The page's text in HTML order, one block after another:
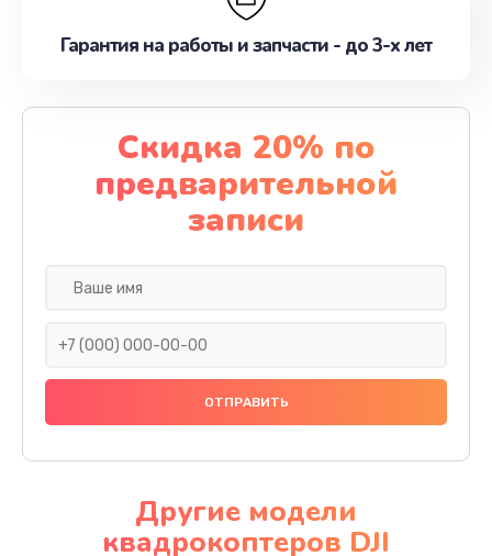
Гарантия на работы и запчасти - до 3-х лет
Скидка 20% по
предварительной
записи
Другие модели
квадрокоптеров DJI